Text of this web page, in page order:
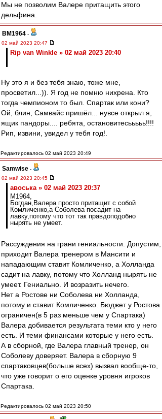
Мы не позволим Валере притащить этого
дельфина.
BM1964 -
02 май 2023 20:47
Rip van Winkle » 02 май 2023 20:40
Ну это я и без тебя знаю, тоже мне,
просветил...)). Я год не помню нихрена. Кто
тогда чемпионом то был. Спартак или кони?
Ой, блин, Самвайс пришёл... нувсе открыл я,
ящик пандоры.... ребята, остановитесььььь!!!!
Рип, извини, увидел у тебя год!.
Редактировалось 02 май 2023 20:49
Samwise -
02 май 2023 20:45
авоська » 02 май 2023 20:37
M1964,
Богдан,Валера просто притащит с собой
Комличенко,а Соболева посадит на
лавку,потому что тот так правдоподобно
нырять не умеет.
Рассуждения на грани гениальности. Допустим,
приходит Валера тренером в Мансити и
нападающим ставит Комличенко, а Холланда
садит на лавку, потому что Холланд нырять не
умеет. Гениально. И возразить нечего.
Нет а Ростове ни Соболева ни Холланда,
потому и ставит Комличенко. Бюджет у Ростова
ограничен(в 5 раз меньше чем у Спартака)
Валера добивается результата теми кто у него
есть. И теми финансами которые у него есть.
А в сборной, где Валера главный тренер, он
Соболеву доверяет. Валера в сборную 9
спартаковцев(больше всех) вызвал вообще-то,
что уже говорит о его оценке уровня игроков
Спартака.
Редактировалось 02 май 2023 20:50